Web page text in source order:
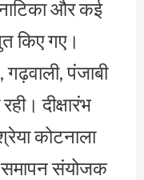
और कई
किए गए।
पंजाबी
दीक्षारंभ
कोटनाला
समापन संयोजक